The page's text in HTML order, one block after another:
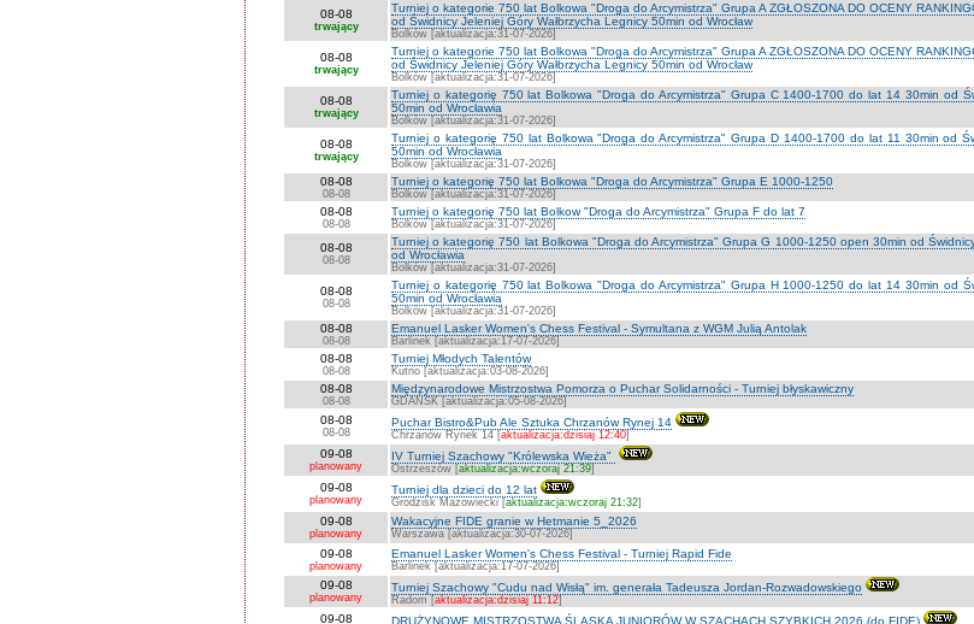
08-08
trwający
Turniej o kategorie 750 lat Bolkowa "Droga do Arcymistrza" Grupa A ZGŁOSZONA DO OCENY
od Świdnicy Jeleniej Góry Wałbrzycha Legnicy 50min od Wrocław
Bolków [aktualizacja:31-07-2026]
08-08
trwający
Turniej o kategorie 750 lat Bolkowa "Droga do Arcymistrza" Grupa A ZGŁOSZONA DO OCENY
od Świdnicy Jeleniej Góry Wałbrzycha Legnicy 50min od Wrocław
Bolków [aktualizacja:31-07-2026]
08-08
trwający
Turniej o kategorię 750 lat Bolkowa "Droga do Arcymistrza" Grupa C 1400-1700 do lat 14 30min od
50min od Wrocławia
Bolków [aktualizacja:31-07-2026]
08-08
trwający
Turniej o kategorię 750 lat Bolkowa "Droga do Arcymistrza" Grupa D 1400-1700 do lat 11 30min od
50min od Wrocławia
Bolków [aktualizacja:31-07-2026]
08-08
08-08
Turniej o kategorię 750 lat Bolkowa "Droga do Arcymistrza" Grupa E 1000-1250
Bolków [aktualizacja:31-07-2026]
08-08
08-08
Turniej o kategorię 750 lat Bolkow "Droga do Arcymistrza" Grupa F do lat 7
Bolków [aktualizacja:31-07-2026]
08-08
08-08
Turniej o kategorię 750 lat Bolkowa "Droga do Arcymistrza" Grupa G 1000-1250 open 30min od
od Wrocławia
Bolków [aktualizacja:31-07-2026]
08-08
08-08
Turniej o kategorię 750 lat Bolkowa "Droga do Arcymistrza" Grupa H 1000-1250 do lat 14 30min od
50min od Wrocławia
Bolków [aktualizacja:31-07-2026]
08-08
08-08
Emanuel Lasker Women's Chess Festival - Symultana z WGM Julią Antolak
Barlinek [aktualizacja:17-07-2026]
08-08
08-08
Turniej Młodych Talentów
Kutno [aktualizacja:03-08-2026]
08-08
08-08
Międzynarodowe Mistrzostwa Pomorza o Puchar Solidarności - Turniej błyskawiczny
GDAŃSK [aktualizacja:05-08-2026]
08-08
08-08
Puchar Bistro&Pub Ale Sztuka Chrzanów Rynej 14
Chrzanów Rynek 14 [aktualizacja:dzisiaj 12:40]
09-08
planowany
IV Turniej Szachowy "Królewska Wieża"
Ostrzeszów [aktualizacja:wczoraj 21:39]
09-08
planowany
Turniej dla dzieci do 12 lat
Grodzisk Mazowiecki [aktualizacja:wczoraj 21:32]
09-08
planowany
Wakacyjne FIDE granie w Hetmanie 5_2026
Warszawa [aktualizacja:30-07-2026]
09-08
planowany
Emanuel Lasker Women's Chess Festival - Turniej Rapid Fide
Barlinek [aktualizacja:17-07-2026]
09-08
planowany
Turniej Szachowy "Cudu nad Wisłą" im. generała Tadeusza Jordan-Rozwadowskiego
Radom [aktualizacja:dzisiaj 11:12]
09-08 DRUŻYNOWE MISTRZOSTWA ŚLĄSKA JUNIORÓW W SZACHACH SZYBKICH 2026 (do FIDE)